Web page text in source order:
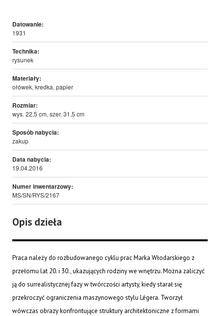
Datowanie:
1931
Technika:
rysunek
Materiały:
ołówek, kredka, papier
Rozmiar:
wys. 22,5 cm, szer. 31,5 cm
Sposób nabycia:
zakup
Data nabycia:
19.04.2016
Numer inwentarzowy:
MS/SN/RYS/2167
Opis dzieła
Praca należy do rozbudowanego cyklu prac Marka Włodarskiego z
przełomu lat 20. i 30., ukazujących rodziny we wnętrzu. Można zaliczyć
ją do surrealistycznej fazy w twórczości artysty, kiedy starał się
przekroczyć ograniczenia maszynowego stylu Légera. Tworzył
wówczas obrazy konfrontujące struktury architektoniczne z formami